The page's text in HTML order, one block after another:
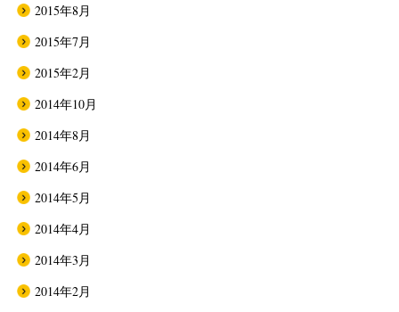
2015年8月
2015年7月
2015年2月
2014年10月
2014年8月
2014年6月
2014年5月
2014年4月
2014年3月
2014年2月